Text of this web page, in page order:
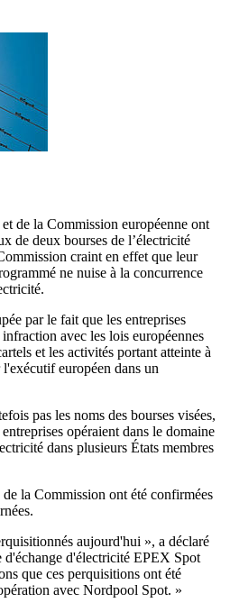
de la Commission européenne ont
de deux bourses de l’électricité
craint en effet que leur
ne nuise à la concurrence
par le fait que les entreprises
avec les lois européennes
et les activités portant atteinte à
européen dans un
pas les noms des bourses visées,
opéraient dans le domaine
dans plusieurs États membres
la Commission ont été confirmées
aujourd'hui », a déclaré
d'échange d'électricité EPEX Spot
que ces perquisitions ont été
avec Nordpool Spot. »